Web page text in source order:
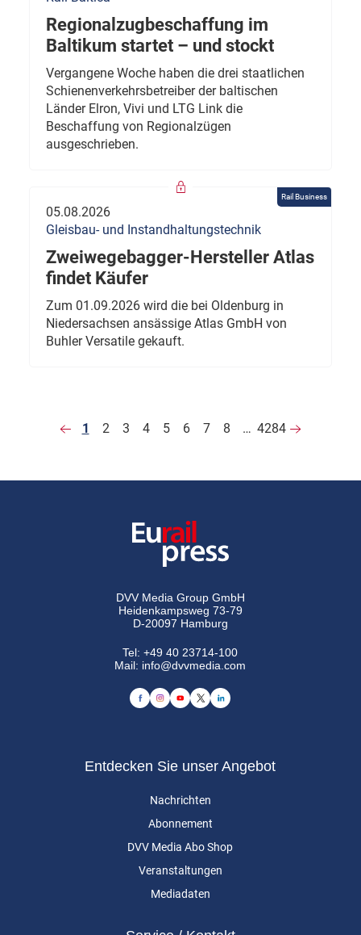
Regionalzugbeschaffung im
Baltikum startet – und stockt
Vergangene Woche haben die drei staatlichen
Schienenverkehrsbetreiber der baltischen
Länder Elron, Vivi und LTG Link die
Beschaffung von Regionalzügen
ausgeschrieben.
Rail Business
05.08.2026
Gleisbau- und Instandhaltungstechnik
Zweiwegebagger-Hersteller Atlas
findet Käufer
Zum 01.09.2026 wird die bei Oldenburg in
Niedersachsen ansässige Atlas GmbH von
Buhler Versatile gekauft.
1 2 3 4 5 6 7 8 … 4284
DVV Media Group GmbH
Heidenkampsweg 73-79
D-20097 Hamburg
Tel:+49 40 23714-100
Mail: info@dvvmedia.com
Entdecken Sie unser Angebot
Nachrichten
Abonnement
DVV Media Abo Shop
Veranstaltungen
Mediadaten